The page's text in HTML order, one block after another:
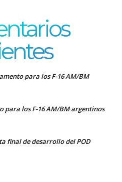
para los F-16 AM/BM
para los F-16 AM/BM argentinos
final de desarrollo del POD